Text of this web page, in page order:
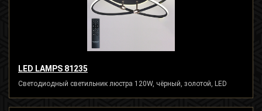
LED LAMPS 81235
Светодиодный светильник люстра 120W, чёрный, золотой, LED